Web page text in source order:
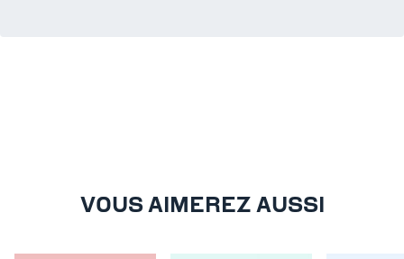
VOUS AIMEREZ AUSSI